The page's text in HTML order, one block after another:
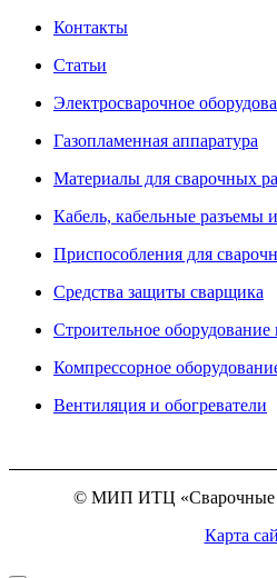
Контакты
Статьи
Электросварочное
Газопламенная аппаратура
Материалы для сварочных
Кабель, кабельные разъемы
Приспособления для
Средства защиты сварщика
Строительное
Компрессорное
Вентиляция и обогреватели
© МИП ИТЦ «Сварочные
Карта